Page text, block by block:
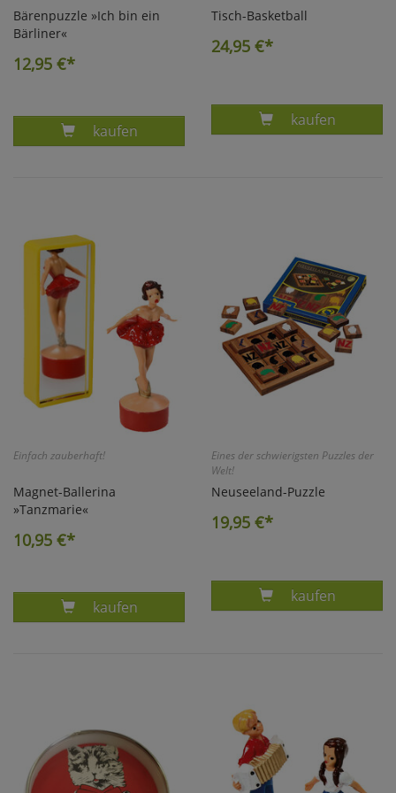
Bärenpuzzle »Ich bin ein
Bärliner«
12,95 €*
Produkt BÄRENPUZZEL ICH BIN EIN BÄRLINER
kaufen
Tisch-Basketball
24,95 €*
Produkt
kaufen
Einfach zauberhaft!
Magnet-Ballerina
»Tanzmarie«
10,95 €*
Produkt MAGNET-BALLERINA TANZMARIE
kaufen
Eines der schwierigsten Puzzles der
Welt!
Neuseeland-Puzzle
19,95 €*
Produkt
kaufen